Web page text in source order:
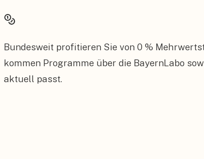
Bundesweit profitieren Sie von 0 %
kommen Programme über die BayernLabo
aktuell passt.